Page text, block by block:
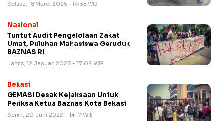
Selasa, 18 Maret 2025 - 14:35 WIB
Nasional
Tuntut Audit Pengelolaan Zakat
Umat, Puluhan Mahasiswa Geruduk
BAZNAS RI
Kamis, 12 Januari 2023 - 17:09 WIB
Bekasi
GEMASI Desak Kejaksaan Untuk
Periksa Ketua Baznas Kota Bekasi
Senin, 20 Juni 2022 - 14:17 WIB